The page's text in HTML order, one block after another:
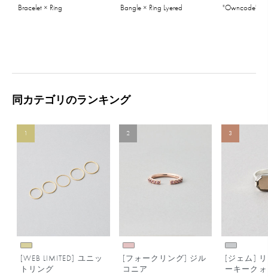
Bracelet × Ring Bangle × Ring Lyered
同カテゴリのランキング
1
[WEB LIMITED] ユニッ
トリング
2
[フォークリング] ジル
コニア
3
[ジェム]
ーキーク